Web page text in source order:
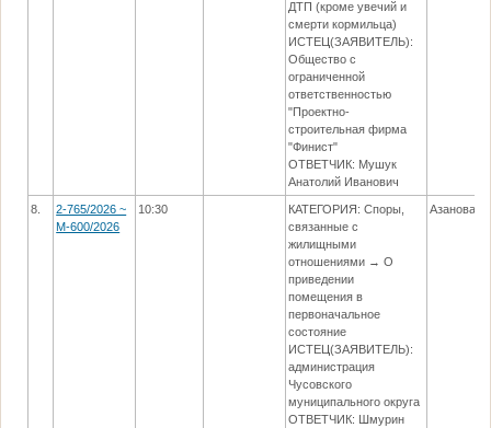
ДТП (кроме увечий и
смерти кормильца)
ИСТЕЦ(ЗАЯВИТЕЛЬ):
Общество с
ограниченной
ответственностью
"Проектно-
строительная фирма
"Финист"
ОТВЕТЧИК: Мушук
Анатолий Иванович
8.
2-765/2026 ~
М-600/2026
10:30
КАТЕГОРИЯ: Споры,
связанные с
жилищными
отношениями → О
приведении
помещения в
первоначальное
состояние
ИСТЕЦ(ЗАЯВИТЕЛЬ):
администрация
Чусовского
муниципального округа
ОТВЕТЧИК: Шмурин
Азанова